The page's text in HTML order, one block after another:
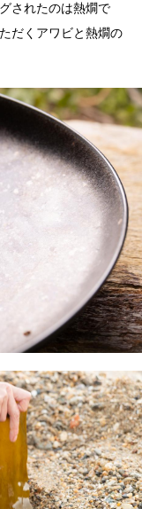
されたのは熱燗で
だくアワビと熱燗の